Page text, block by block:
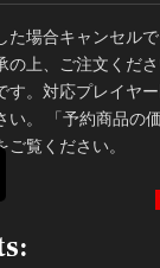
場合キャンセル
の上、ご注文くだ
。対応プレイヤ
い。 「予約商品の
覧ください。